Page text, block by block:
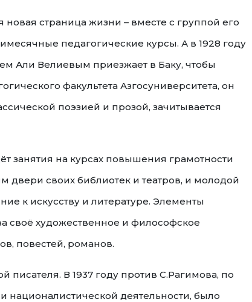
новая страница жизни – вместе с группой его
педагогические курсы. А в 1928 году
Али Велиевым приезжает в Баку, чтобы
факультета Азгосуниверситета, он
поэзией и прозой, зачитывается
занятия на курсах повышения грамотности
двери своих библиотек и театров, и молодой
к искусству и литературе. Элементы
своё художественное и философское
повестей, романов.
В 1937 году против С.Рагимова, по
деятельности, было